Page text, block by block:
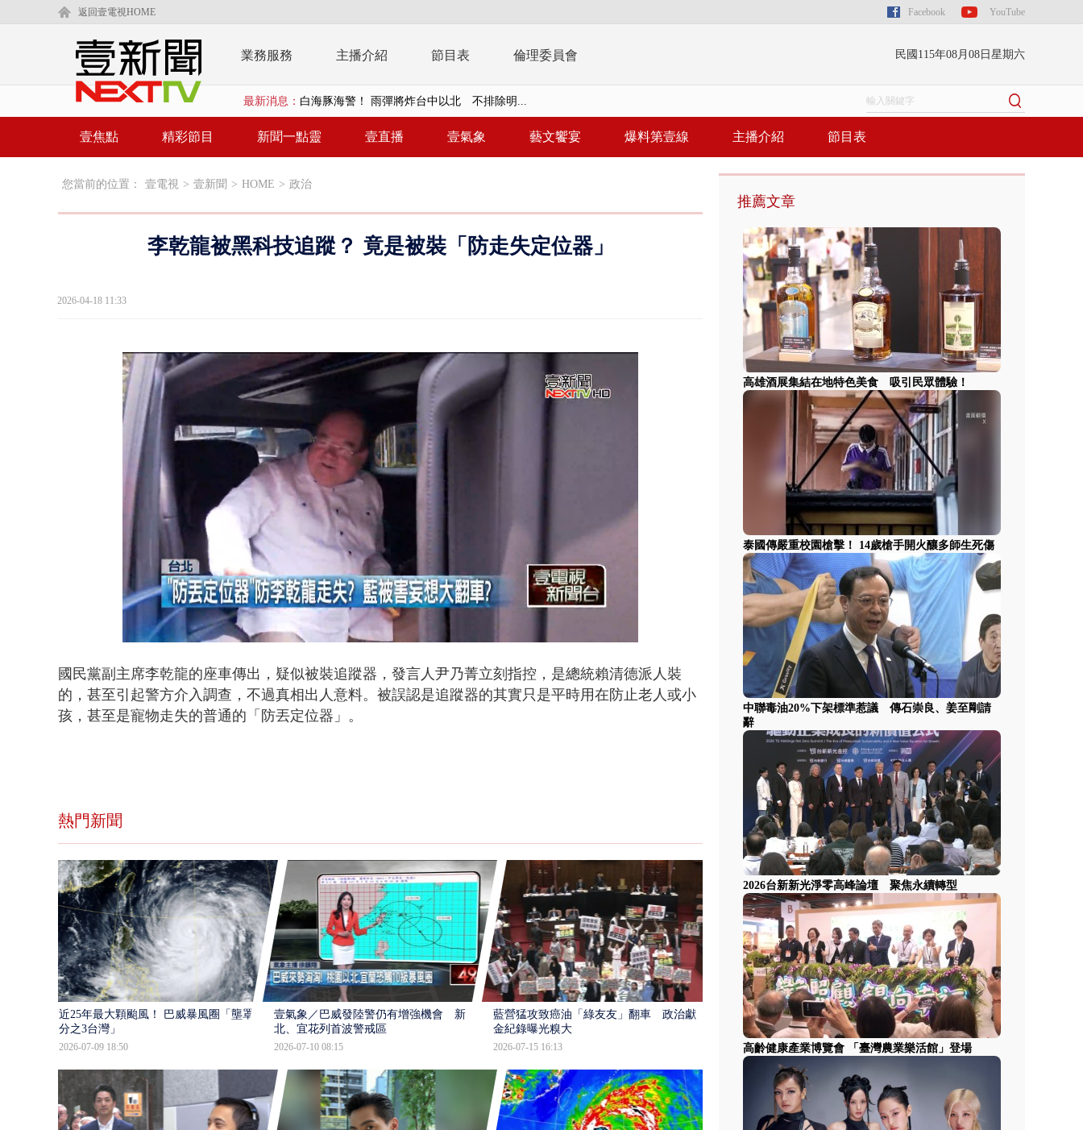
返回壹電視HOME Facebook YouTube
業務服務 主播介紹 節目表 倫理委員會 民國115年08月08日星期六
最新消息： 沖繩機場航班取消！ 滯留旅客「拚手速」搶...
泰國傳嚴重校園槍擊！ 14歲槍手開火釀多師...
父親節限定！ 「一鴨三吃」、「客家攪福」...
白海豚海警！ 雨彈將炸台中以北 不排除明...
壹焦點 精彩節目 新聞一點靈 壹直播 壹氣象 藝文饗宴 爆料第壹線 主播介紹 節目表
您當前的位置： 壹電視 > 壹新聞 > HOME > 政治
李乾龍被黑科技追蹤？ 竟是被裝「防走失定位器」
2026-04-18 11:33
Unmute Loaded
52.49%
國民黨副主席李乾龍的座車傳出， 疑似被裝追蹤器， 發言人尹乃菁立刻指控， 是總統賴清德派人裝
的，甚至引起警方介入調查，不過真相出人意料。被誤認是追蹤器的其實只是平時用在防止老人或小
孩，甚至是寵物走失的普通的「 防丟定位器」。
熱門新聞
近25年最大顆颱風！ 巴威暴風圈「壟罩4
分之3台灣」
2026-07-09 18:50
壹氣象／巴威發陸警仍有增強機會 新
北、宜花列首波警戒區
2026-07-10 08:15
藍營猛攻致癌油「綠友友」翻車 政治獻
金紀錄曝光糗大
2026-07-15 16:13
推薦文章
高雄酒展集結在地特色美食 吸引民眾體驗！
泰國傳嚴重校園槍擊！ 14歲槍手開火釀多師生死傷
中聯毒油20%下架標準惹議 傳石崇良、姜至剛請
辭
2026台新新光淨零高峰論壇 聚焦永續轉型
高齡健康產業博覽會 「臺灣農業樂活館」登場